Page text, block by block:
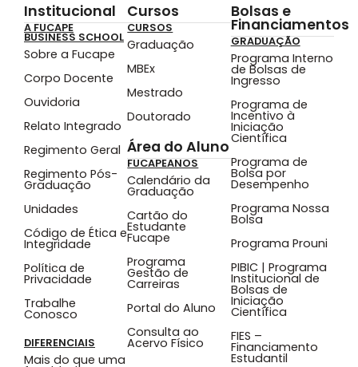
Institucional
A FUCAPE
BUSINESS SCHOOL
Sobre a Fucape
Corpo Docente
Ouvidoria
Relato Integrado
Regimento Geral
Regimento Pós-
Graduação
Unidades
Código de Ética e
Integridade
Política de
Privacidade
Trabalhe
Conosco
DIFERENCIAIS
Mais do que uma
Cursos
CURSOS
Graduação
MBEx
Mestrado
Doutorado
Área do Aluno
FUCAPEANOS
Calendário da
Graduação
Cartão do
Estudante
Fucape
Programa
Gestão de
Carreiras
Portal do Aluno
Consulta ao
Acervo Físico
Bolsas e
Financiamentos
GRADUAÇÃO
Programa Interno
de Bolsas de
Ingresso
Programa de
Incentivo à
Iniciação
Científica
Programa de
Bolsa por
Desempenho
Programa Nossa
Bolsa
Programa Prouni
PIBIC | Programa
Institucional de
Bolsas de
Iniciação
Científica
FIES –
Financiamento
Estudantil